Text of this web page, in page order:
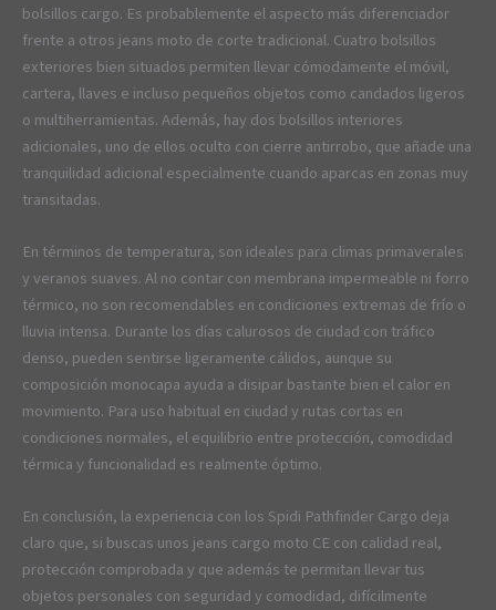
bolsillos cargo. Es probablemente el aspecto más diferenciador
frente a otros jeans moto de corte tradicional. Cuatro bolsillos
exteriores bien situados permiten llevar cómodamente el móvil,
cartera, llaves e incluso pequeños objetos como candados ligeros
o multiherramientas. Además, hay dos bolsillos interiores
adicionales, uno de ellos oculto con cierre antirrobo, que añade una
tranquilidad adicional especialmente cuando aparcas en zonas muy
transitadas.
En términos de temperatura, son ideales para climas primaverales
y veranos suaves. Al no contar con membrana impermeable ni forro
térmico, no son recomendables en condiciones extremas de frío o
lluvia intensa. Durante los días calurosos de ciudad con tráfico
denso, pueden sentirse ligeramente cálidos, aunque su
composición monocapa ayuda a disipar bastante bien el calor en
movimiento. Para uso habitual en ciudad y rutas cortas en
condiciones normales, el equilibrio entre protección, comodidad
térmica y funcionalidad es realmente óptimo.
En conclusión, la experiencia con los Spidi Pathfinder Cargo deja
claro que, si buscas unos jeans cargo moto CE con calidad real,
protección comprobada y que además te permitan llevar tus
objetos personales con seguridad y comodidad, difícilmente